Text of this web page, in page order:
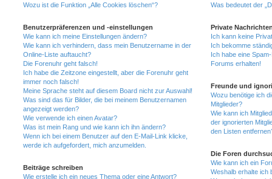
Wozu ist die Funktion „Alle Cookies löschen“?
Benutzerpräferenzen und -einstellungen
Wie kann ich meine Einstellungen ändern?
Wie kann ich verhindern, dass mein Benutzername in der
Online-Liste auftaucht?
Die Forenuhr geht falsch!
Ich habe die Zeitzone eingestellt, aber die Forenuhr geht
immer noch falsch!
Meine Sprache steht auf diesem Board nicht zur Auswahl!
Was sind das für Bilder, die bei meinem Benutzernamen
angezeigt werden?
Wie verwende ich einen Avatar?
Was ist mein Rang und wie kann ich ihn ändern?
Wenn ich bei einem Benutzer auf den E-Mail-Link klicke,
werde ich aufgefordert, mich anzumelden.
Beiträge schreiben
Wie erstelle ich ein neues Thema oder eine Antwort?
Was bedeutet der
Private
Ich kann keine
Ich bekomme
Ich habe eine
Forums erhalten!
Freunde und
Wozu benötige ich
Mitglieder?
Wie kann ich
der ignorierten
den Listen
Die Foren
Wie kann ich ein
Weshalb erhalte ich